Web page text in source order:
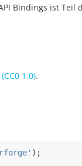
Bindings ist Teil
1.0).
);